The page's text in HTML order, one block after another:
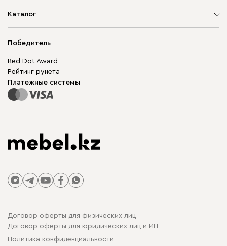
О компании
Гарантия
Для бизнеса
Карта сайта
Каталог
Корпусная мебель
Модульная мебель
Столы и стулья
Победитель
Red Dot Award
Рейтинг рунета
Платежные системы
Договор оферты для физических лиц
Договор оферты для юридических лиц и ИП
Политика конфиденциальности